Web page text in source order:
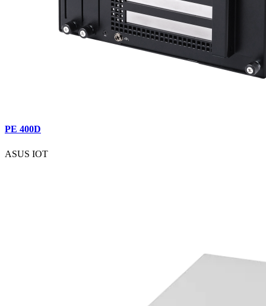
PE 400D
ASUS IOT